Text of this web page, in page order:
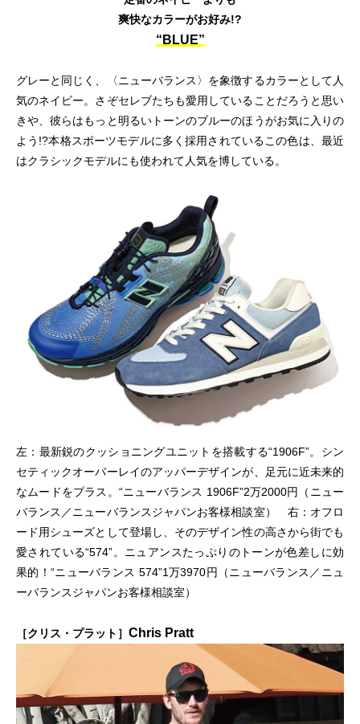
爽快なカラーがお好み!?
“BLUE”
グレーと同じく、〈ニューバランス〉を象徴するカラーとして人
気のネイビー。さぞセレブたちも愛用していることだろうと思い
きや、彼らはもっと明るいトーンのブルーのほうがお気に入りの
よう!?本格スポーツモデルに多く採用されているこの色は、最近
はクラシックモデルにも使われて人気を博している。
左：最新鋭のクッショニングユニットを搭載する“1906F”。シン
セティックオーバーレイのアッパーデザインが、足元に近未来的
なムードをプラス。“ニューバランス 1906F”2万2000円（ニュー
バランス／ニューバランスジャパンお客様相談室） 右：オフロ
ード用シューズとして登場し、そのデザイン性の高さから街でも
愛されている“574”。ニュアンスたっぷりのトーンが色差しに効
果的！“ニューバランス 574”1万3970円（ニューバランス／ニュ
ーバランスジャパンお客様相談室）
［クリス・プラット］ Chris Pratt